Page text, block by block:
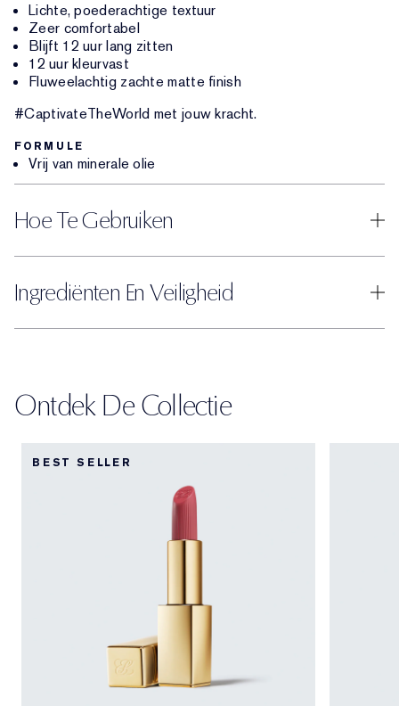
Lichte, poederachtige textuur
Zeer comfortabel
Blijft 12 uur lang zitten
12 uur kleurvast
Fluweelachtig zachte matte finish
#CaptivateTheWorld met jouw kracht.
FORMULE
Vrij van minerale olie
Hoe Te Gebruiken
Ingrediënten En Veiligheid
Ontdek De Collectie
BEST SELLER